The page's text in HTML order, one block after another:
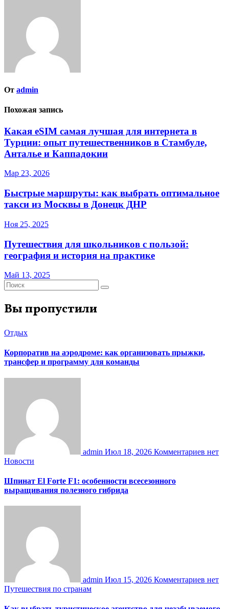
От admin
Похожая запись
Какая eSIM самая лучшая для интернета в
Турции: опыт путешественников в Стамбуле,
Анталье и Каппадокии
Мар 23, 2026
Быстрые маршруты: как выбрать оптимальное
такси из Москвы в Донецк ДНР
Ноя 25, 2025
Путешествия для школьников с пользой:
география и история на практике
Май 13, 2025
Вы пропустили
Отдых
Корпоратив на аэродроме: как организовать прыжки,
трансфер и программу для команды
admin Июл 18, 2026 Комментариев нет
Новости
Шпинат El Forte F1: особенности всесезонного
выращивания полезного гибрида
admin Июл 15, 2026 Комментариев нет
Путешествия по странам